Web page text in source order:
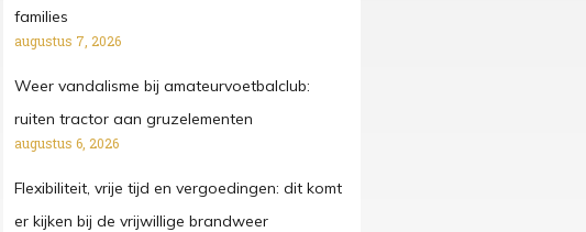
families
augustus 7, 2026
Weer vandalisme bij amateurvoetbalclub:
ruiten tractor aan gruzelementen
augustus 6, 2026
Flexibiliteit, vrije tijd en vergoedingen: dit komt
er kijken bij de vrijwillige brandweer